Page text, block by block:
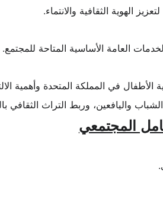
الهوية الثقافية والانتماء.
العامة الأساسية المتاحة للمجتمع.
الأطفال في المملكة المتحدة وأهمية
واليافعين، وربط التراث الثقافي
المجتمعي